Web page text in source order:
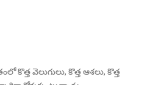
వెలుగులు, కొత్త ఆశలు, కొత్త